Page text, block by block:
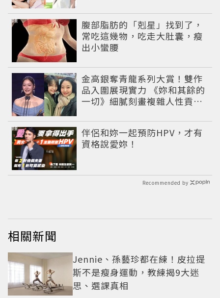
腹部脂肪的「剋星」找到了，
常吃這幾物，吃走大肚囊，瘦
出小蠻腰
PR
金高銀奪青龍系列大賞！雙作
品入圍展現實力 《妳和其餘的
一切》細膩刻畫複雜人性貢獻
伴侶和妳一起預防HPV，才有
資格說愛妳！
PR
Recommended by
相關新聞
Jennie、孫藝珍都在練！皮拉提
斯不是瘦身運動，教練揭9大迷
思、選課真相